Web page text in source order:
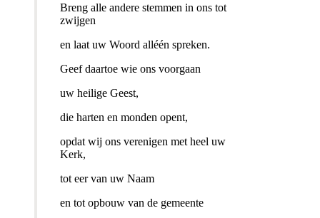
Breng alle andere stemmen in ons tot
zwijgen
en laat uw Woord alléén spreken.
Geef daartoe wie ons voorgaan
uw heilige Geest,
die harten en monden opent,
opdat wij ons verenigen met heel uw
Kerk,
tot eer van uw Naam
en tot opbouw van de gemeente